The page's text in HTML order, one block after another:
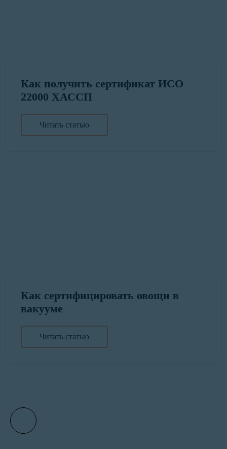
Как получить сертификат ИСО
22000 ХАССП
Читать статью
Как сертифицировать овощи в
вакууме
Читать статью